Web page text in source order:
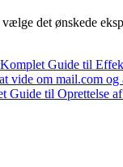
det ønskede
Guide til
vide om mail.com og
til Oprettelse